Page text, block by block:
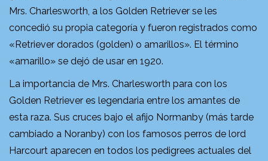
Mrs. Charlesworth, a los Golden Retriever se les
concedió su propia categoría y fueron registrados como
«Retriever dorados (golden) o amarillos». El término
«amarillo» se dejó de usar en 1920.
La importancia de Mrs. Charlesworth para con los
Golden Retriever es legendaria entre los amantes de
esta raza. Sus cruces bajo el afijo Normanby (más tarde
cambiado a Noranby) con los famosos perros de lord
Harcourt aparecen en todos los pedigrees actuales del